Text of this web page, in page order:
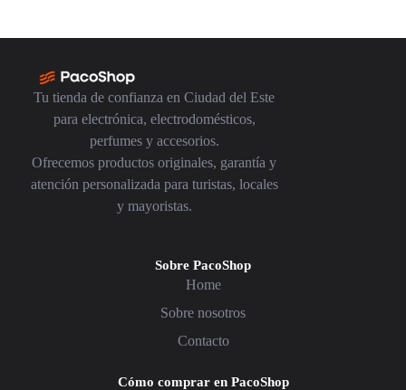
Tu tienda de confianza en Ciudad del Este
para electrónica, electrodomésticos,
perfumes y accesorios.
Ofrecemos productos originales, garantía y
atención personalizada para turistas, locales
y mayoristas.
Sobre PacoShop
Home
Sobre nosotros
Contacto
Cómo comprar en PacoShop